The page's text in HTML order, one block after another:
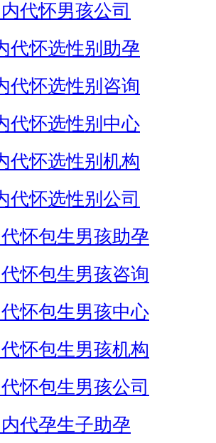
代怀男孩公司
代怀选性别助孕
代怀选性别咨询
代怀选性别中心
代怀选性别机构
代怀选性别公司
怀包生男孩助孕
怀包生男孩咨询
怀包生男孩中心
怀包生男孩机构
怀包生男孩公司
内代孕生子助孕